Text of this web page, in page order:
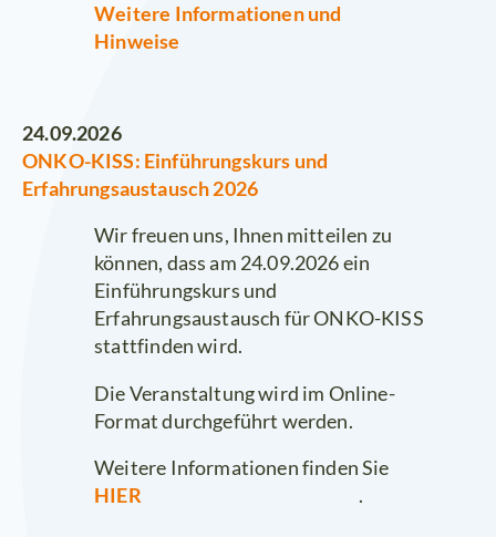
Weitere Informationen und
Hinweise
24.09.2026
ONKO-KISS: Einführungskurs und
Erfahrungsaustausch 2026
Wir freuen uns, Ihnen mitteilen zu
können, dass am 24.09.2026 ein
Einführungskurs und
Erfahrungsaustausch für ONKO-KISS
stattfinden wird.
Die Veranstaltung wird im Online-
Format durchgeführt werden.
Weitere Informationen finden Sie
HIER .